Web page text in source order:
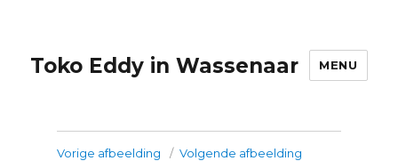
Toko Eddy in Wassenaar MENU
Vorige afbeelding Volgende afbeelding